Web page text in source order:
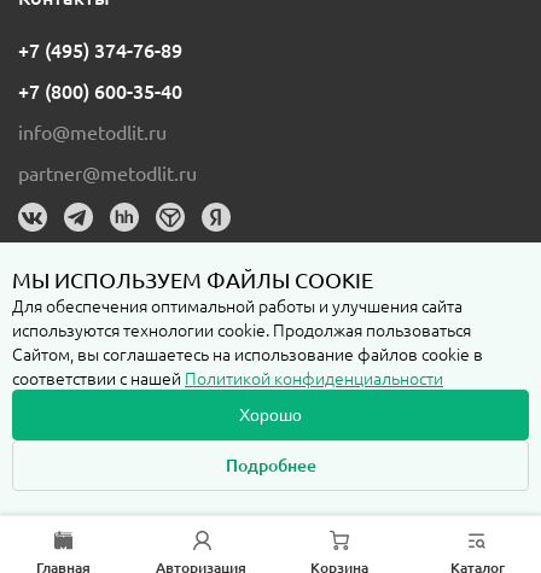
Главная Авторизация Корзина Каталог
+7 (495) 374-76-89
+7 (800) 600-35-40
info@metodlit.ru
partner@metodlit.ru
Пользовательское соглашение
Политика конфиденциальности
Любая информация на сайте metodlit.ru, включая стоимость, наличие
товара, не является публичной офертой, ее искажение не влечет
Любые покупки товара, представленного на сайте возможны только в
рамках акцепта
Пользовательского соглашения
МЫ ИСПОЛЬЗУЕМ ФАЙЛЫ COOKIE
Для обеспечения оптимальной работы и улучшения сайта
используются технологии cookie. Продолжая пользоваться
Сайтом, вы соглашаетесь на использование файлов cookie в
соответствии с нашей Политикой конфиденциальности
Хорошо
Подробнее